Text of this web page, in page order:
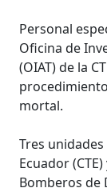
Personal
Oficina de
(OIAT) de la
mortal.
Tres
Ecuador
Bomberos de